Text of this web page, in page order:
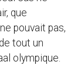
que
pouvait pas,
tout un
olympique.